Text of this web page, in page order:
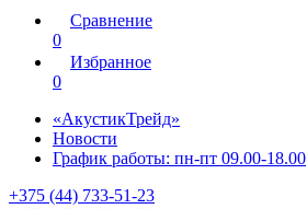
Сравнение
0
Избранное
0
«АкустикТрейд»
Новости
График работы: пн-пт 09.00-18.00
+375 (44) 733-51-23